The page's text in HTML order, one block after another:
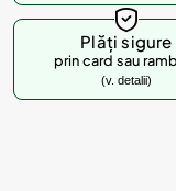
Plăți sigure
prin card sau
(v. detalii)